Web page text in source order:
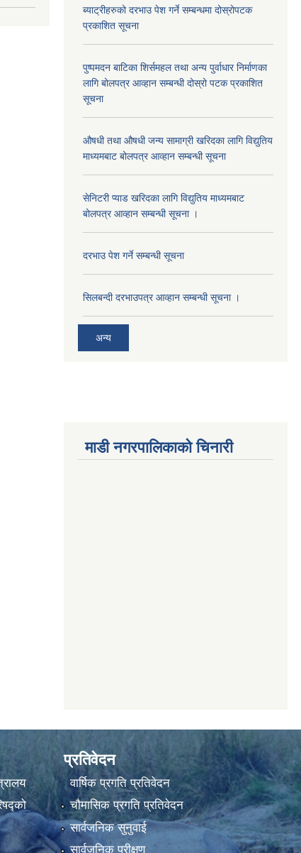
ब्याट्रीहरुको दरभाउ पेश गर्ने सम्बन्धमा दोस्रोपटक
प्रकाशित सूचना
पुष्पमदन बाटिका शिर्समहल तथा अन्य पुर्वाधार निर्माणका
लागि बोलपत्र आव्हान सम्बन्धी दोस्रो पटक प्रकाशित
सूचना
औषधी तथा औषधी जन्य सामाग्री खरिदका लागि विद्युतिय
माध्यमबाट बोलपत्र आव्हान सम्बन्धी सूचना
सेनिटरी प्याड खरिदका लागि विद्युतिय माध्यमबाट
बोलपत्र आव्हान सम्बन्धी सूचना ।
दरभाउ पेश गर्ने सम्बन्धी सूचना
सिलबन्दी दरभाउपत्र आव्हान सम्बन्धी सूचना ।
अन्य
माडी नगरपालिकाको चिनारी
प्रतिवेदन
वार्षिक प्रगति प्रतिवेदन
चौमासिक प्रगति प्रतिवेदन
सार्वजनिक सुनुवाई
सार्वजनिक परीक्षण